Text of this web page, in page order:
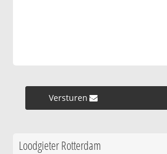
Versturen »
Loodgieter Rotterdam